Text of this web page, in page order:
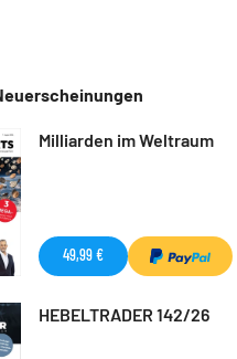
Milliarden im Weltraum
49,99 €
HEBELTRADER 142/26